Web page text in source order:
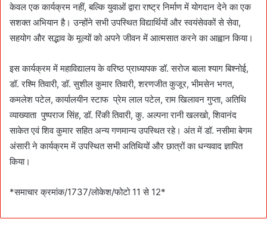
केवल एक कार्यक्रम नहीं, बल्कि युवाओं द्वारा राष्ट्र निर्माण में योगदान देने का एक
सशक्त अभियान है। उन्होंने सभी उपस्थित विद्यार्थियों और स्वयंसेवकों से सेवा,
सहयोग और सद्भाव के मूल्यों को अपने जीवन में आत्मसात करने का आह्वान किया।
इस कार्यक्रम में महाविद्यालय के वरिष्ठ प्राध्यापक डॉ. सरोज बाला श्याग बिश्नोई,
डॉ. रश्मि तिवारी, डॉ. सुशील कुमार तिवारी, शरणजीत कुजूर, भीमसेन भगत,
कमलेश पटेल, कार्यालयीन स्टाफ प्रेम लाल पटेल, राम खिलावन गुप्ता, अतिथि
व्याख्याता पुष्पराज सिंह, डॉ. रिंकी तिवारी, कु. अल्पना रानी खलखो, शिवानंद
साकेत एवं शिव कुमार सहित अन्य गणमान्य उपस्थित रहे। अंत में डॉ. नसीमा बेगम
अंसारी ने कार्यक्रम में उपस्थित सभी अतिथियों और छात्रों का धन्यवाद ज्ञापित
किया।
*समाचार क्रमांक/1737/लोकेश/फोटो 11 से 12*